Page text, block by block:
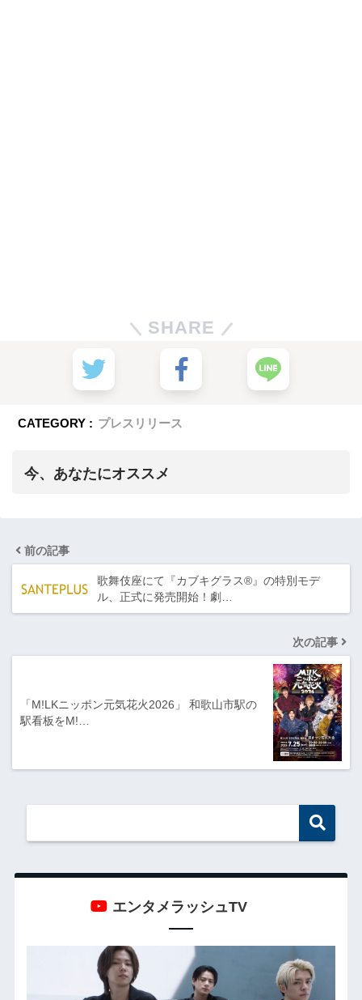
SHARE
CATEGORY : プレスリリース
今、あなたにオススメ
前の記事
歌舞伎座にて『カブキグラス®』の特別モデ
ル、正式に発売開始！劇…
次の記事
「M!LKニッポン元気花火2026」 和歌山市駅の
駅看板をM!…
エンタメラッシュTV